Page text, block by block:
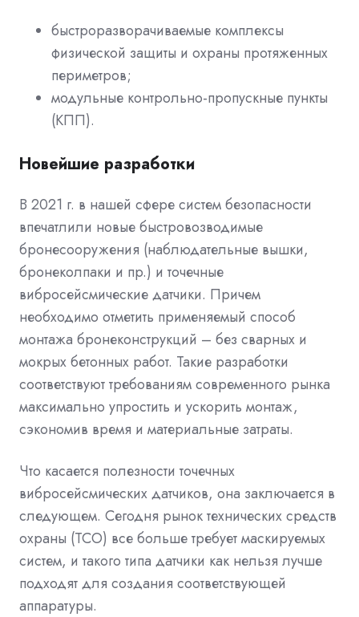
быстроразворачиваемые комплексы
физической защиты и охраны протяженных
периметров;
модульные контрольно-пропускные пункты
(КПП).
Новейшие разработки
В 2021 г. в нашей сфере систем безопасности
впечатлили новые быстровозводимые
бронесооружения (наблюдательные вышки,
бронеколпаки и пр.) и точечные
вибросейсмические датчики. Причем
необходимо отметить применяемый способ
монтажа бронеконструкций – без сварных и
мокрых бетонных работ. Такие разработки
соответствуют требованиям современного рынка
максимально упростить и ускорить монтаж,
сэкономив время и материальные затраты.
Что касается полезности точечных
вибросейсмических датчиков, она заключается в
следующем. Сегодня рынок технических средств
охраны (ТСО) все больше требует маскируемых
систем, и такого типа датчики как нельзя лучше
подходят для создания соответствующей
аппаратуры.